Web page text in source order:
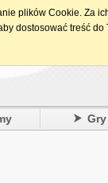
Gry
plików Cookie. Za
dostosować treść